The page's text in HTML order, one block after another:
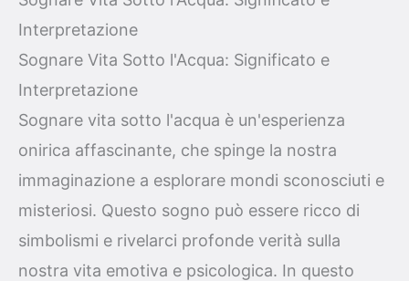
Interpretazione
Sognare Vita Sotto l'Acqua: Significato e
Interpretazione
Sognare vita sotto l'acqua è un'esperienza
onirica affascinante, che spinge la nostra
immaginazione a esplorare mondi sconosciuti e
misteriosi. Questo sogno può essere ricco di
simbolismi e rivelarci profonde verità sulla
nostra vita emotiva e psicologica. In questo